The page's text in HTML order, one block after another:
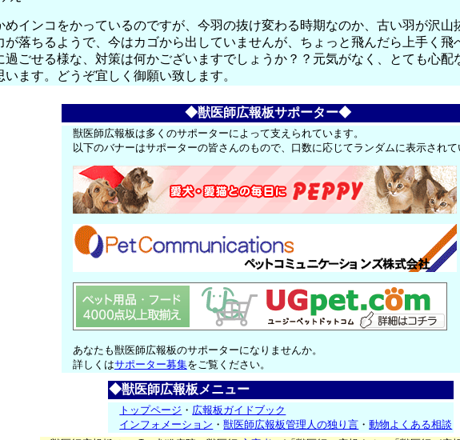
インコをかっているのですが、今羽の抜け変わる時期なのか、古い羽が沢
落ちるようで、今はカゴから出していませんが、ちょっと飛んだら上手く
ごせる様な、対策は何かございますでしょうか？？元気がなく、とても心
ます。どうぞ宜しく御願い致します。
◆獣医師広報板サポーター◆
獣医師広報板は多くのサポーターによって支えられています。
以下のバナーはサポーターの皆さんのもので、口数に応じてランダムに表示され
あなたも獣医師広報板のサポーターになりませんか。
詳しくはサポーター募集をご覧ください。
◆獣医師広報板メニュー
トップページ ・ 広報板ガイドブック
インフォメーション ・獣医師広報板管理人の独り言 ・動物よくある相談